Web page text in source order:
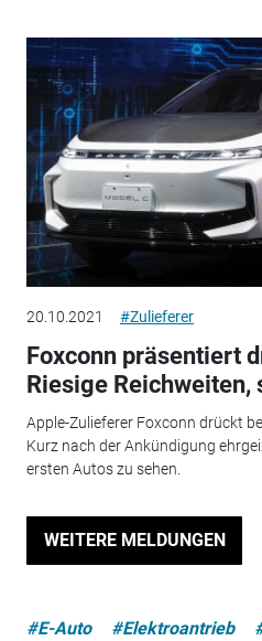
20.10.2021 #Zulieferer
Foxconn präsentiert
Riesige Reichweiten,
Apple-Zulieferer Foxconn drückt
Kurz nach der Ankündigung
ersten Autos zu sehen.
WEITERE MELDUNGEN
#E-Auto #Elektroantrieb